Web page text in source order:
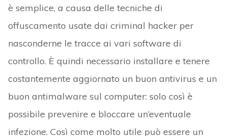
è semplice, a causa delle tecniche di
offuscamento usate dai criminal hacker per
nasconderne le tracce ai vari software di
controllo. È quindi necessario installare e tenere
costantemente aggiornato un buon antivirus e un
buon antimalware sul computer: solo così è
possibile prevenire e bloccare un’eventuale
infezione. Così come molto utile può essere un